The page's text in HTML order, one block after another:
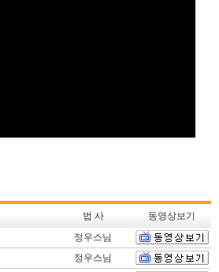
법 사
동영상보기
정우스님
정우스님